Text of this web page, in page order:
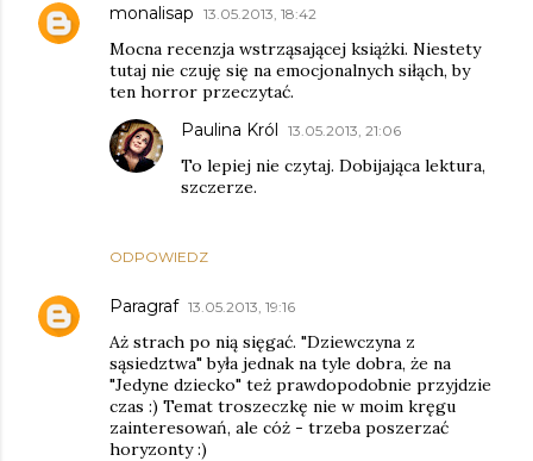
monalisap 13.05.2013, 18:42
Mocna recenzja wstrząsającej książki. Niestety
tutaj nie czuję się na emocjonalnych siłąch, by
ten horror przeczytać.
ODPOWIEDZ
Paulina Król 13.05.2013, 21:06
To lepiej nie czytaj. Dobijająca lektura,
szczerze.
Paragraf 13.05.2013, 19:16
Aż strach po nią sięgać. "Dziewczyna z
sąsiedztwa" była jednak na tyle dobra, że na
"Jedyne dziecko" też prawdopodobnie przyjdzie
czas :) Temat troszeczkę nie w moim kręgu
zainteresowań, ale cóż - trzeba poszerzać
horyzonty :)